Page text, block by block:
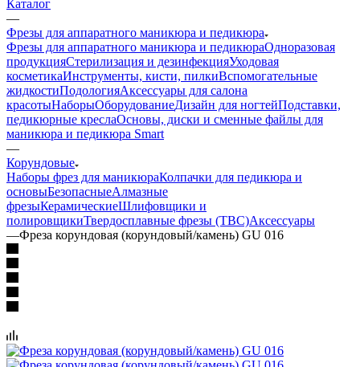
Каталог
—
Фрезы для аппаратного маникюра и педикюра
Фрезы для аппаратного маникюра и педикюраОдноразовая
продукцияСтерилизация и дезинфекцияУходовая
косметикаИнструменты, кисти, пилкиВспомогательные
жидкостиПодологияАксессуары для салона
красотыНаборыОборудованиеДизайн для ногтейПодставки,
педикюрные креслаОсновы, диски и сменные файлы для
маникюра и педикюра Smart
—
Корундовые
Наборы фрез для маникюраКолпачки для педикюра и
основыБезопасныеАлмазные
фрезыКерамическиеШлифовщики и
полировщикиТвердосплавные фрезы (ТВС)Аксессуары
—Фреза корундовая (корундовый/камень) GU 016